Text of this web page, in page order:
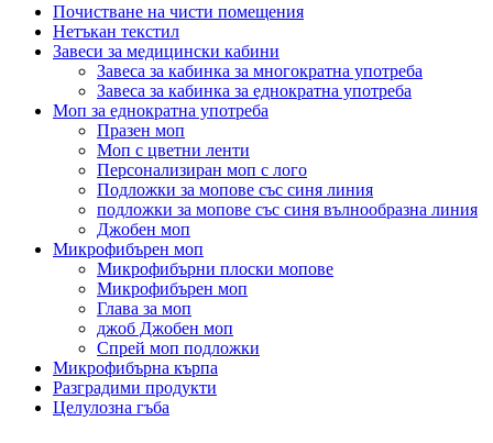
Почистване на чисти помещения
Нетъкан текстил
Завеси за медицински кабини
Завеса за кабинка за многократна употреба
Завеса за кабинка за еднократна употреба
Моп за еднократна употреба
Празен моп
Моп с цветни ленти
Персонализиран моп с лого
Подложки за мопове със синя линия
подложки за мопове със синя вълнообразна линия
Джобен моп
Микрофибърен моп
Микрофибърни плоски мопове
Микрофибърен моп
Глава за моп
джоб Джобен моп
Спрей моп подложки
Микрофибърна кърпа
Разградими продукти
Целулозна гъба